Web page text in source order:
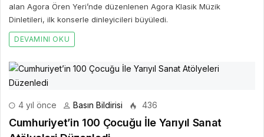
alan Agora Ören Yeri’nde düzenlenen Agora Klasik Müzik
Dinletileri, ilk konserle dinleyicileri büyüledi.
DEVAMINI OKU
4 yıl önce Basın Bildirisi 436
Cumhuriyet’in 100 Çocuğu İle Yarıyıl Sanat